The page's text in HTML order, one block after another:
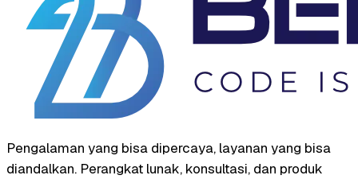
Pengalaman yang bisa dipercaya, layanan yang bisa
diandalkan. Perangkat lunak, konsultasi, dan produk